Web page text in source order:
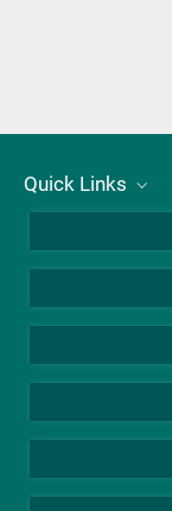
Quick Links
Stellenangebote